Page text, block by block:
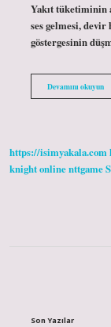
Yakıt tüketiminin
ses gelmesi, devir
göstergesinin
Devamını okuyun
https://isimyakala.com
knight onlinenttgame
Son Yazılar